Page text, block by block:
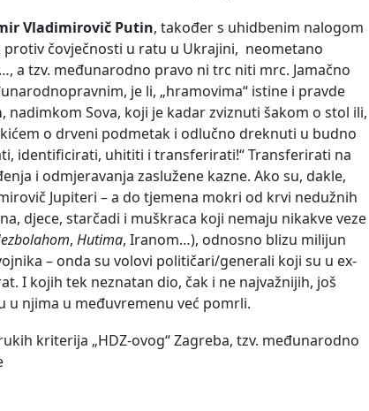
Vladimirovič Putin, također s uhidbenim nalogom
protiv čovječnosti u ratu u Ukrajini, neometano
a tzv. međunarodno pravo ni trc niti mrc. Jamačno
je li, „hramovima“ istine i pravde
, nadimkom Sova, koji je kadar zviznuti šakom o stol ili,
o drveni podmetak i odlučno dreknuti u budno
identificirati, uhititi i transferirati!“ Transferirati na
i odmjeravanja zaslužene kazne. Ako su, dakle,
Jupiteri – a do tjemena mokri od krvi nedužnih
djece, starčadi i muškraca koji nemaju nikakve veze
, Hutima, Iranom…), odnosno blizu milijun
– onda su volovi političari/generali koji su u ex-
I kojih tek neznatan dio, čak i ne najvažnijih, još
u njima u međuvremenu već pomrli.
kriterija „HDZ-ovog“ Zagreba, tzv. međunarodno